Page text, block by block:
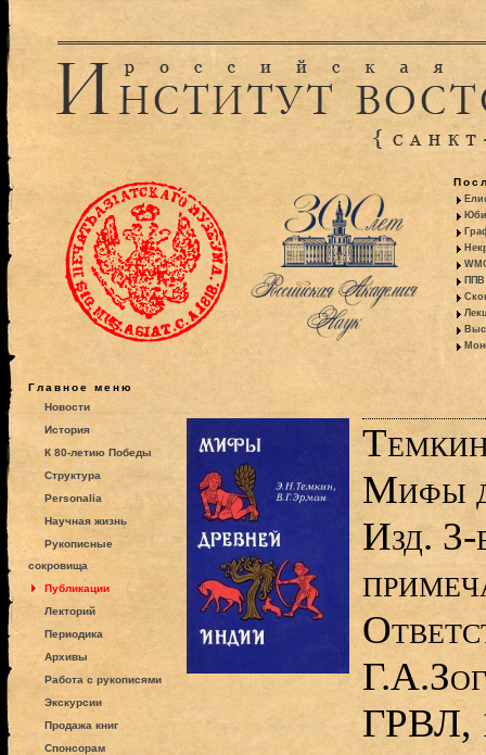
ППВ
Главное меню
Новости
История
К 80-летию Победы
Структура
Personalia
Научная жизнь
Рукописные
сокровища
Публикации
Лекторий
Периодика
Архивы
Работа с рукописями
Экскурсии
Продажа книг
Спонсорам
Мифы
Изд. 3-
ГРВЛ,